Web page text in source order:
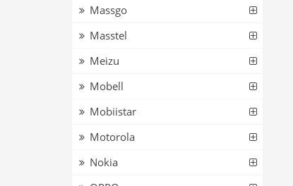
Massgo
Masstel
Meizu
Mobell
Mobiistar
Motorola
Nokia